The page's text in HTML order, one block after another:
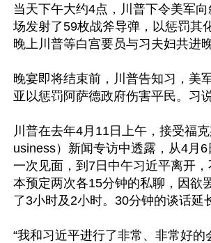
当天下午大约4点，川普下令美军
场发射了59枚战斧导弹，以惩罚其
晚上川普等白宫要员与习夫妇共进晚
晚宴即将结束前，川普告知习，美
亚以惩罚阿萨德政府伤害平民。习说
川普在去年4月11日上午，接受福
usiness）新闻专访中透露，从4月
一次见面，到7日中午习近平离开
本预定两次各15分钟的私聊，因欲
了3小时及2小时。30分钟的谈话延
“我和习近平进行了非常、非常好的